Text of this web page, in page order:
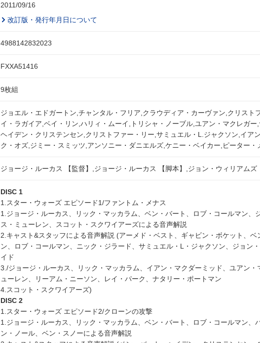
2011/09/16
改訂版・発行年月日について
4988142832023
FXXA51416
9枚組
ジョエル・エドガートン,チャンタル・フリア,クラウディア・カーヴァン,クリスト
イ・ラガイア,ベイ・リン,ハリィ・ムーイ,トリシャ・ノーブル,ユアン・マクレガー
ヘイデン・クリステンセン,クリストファー・リー,サミュエル・L.ジャクソン,イア
ク・オズ,ジミー・スミッツ,アンソニー・ダニエルズ,ケニー・ベイカー,ピーター・
ジョージ・ルーカス 【監督】,ジョージ・ルーカス 【脚本】,ジョン・ウィリアムズ
DISC 1
1.スター・ウォーズ エピソード1/ファントム・メナス
1.ジョージ・ルーカス、リック・マッカラム、ベン・バート、ロブ・コールマン、
ス・ミューレン、スコット・スクワイアーズによる音声解説
2.キャスト&スタッフによる音声解説 (アーメド・ベスト、ギャビン・ボケット、ベ
ン、ロブ・コールマン、ニック・ジラード、サミュエル・L・ジャクソン、ジョン
イド
3./ジョージ・ルーカス、リック・マッカラム、イアン・マクダーミッド、ユアン・
ューレン、リーアム・ニーソン、レイ・パーク、ナタリー・ポートマン
4.スコット・スクワイアーズ)
DISC 2
1.スター・ウォーズ エピソード2/クローンの攻撃
1.ジョージ・ルーカス、リック・マッカラム、ベン・バート、ロブ・コールマン、
ン・ノール、ベン・スノーによる音声解説